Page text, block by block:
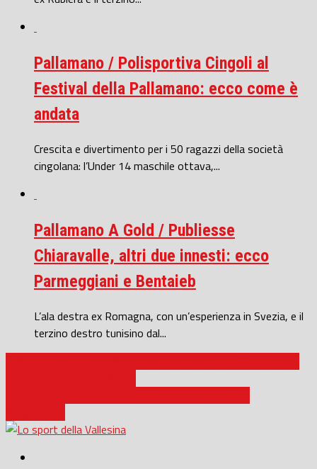
Pallamano / Polisportiva Cingoli al
Festival della Pallamano: ecco come è
andata
Crescita e divertimento per i 50 ragazzi della società
cingolana: l’Under 14 maschile ottava,...
Pallamano A Gold / Publiesse
Chiaravalle, altri due innesti: ecco
Parmeggiani e Bentaieb
L’ala destra ex Romagna, con un’esperienza in Svezia, e il
terzino destro tunisino dal...